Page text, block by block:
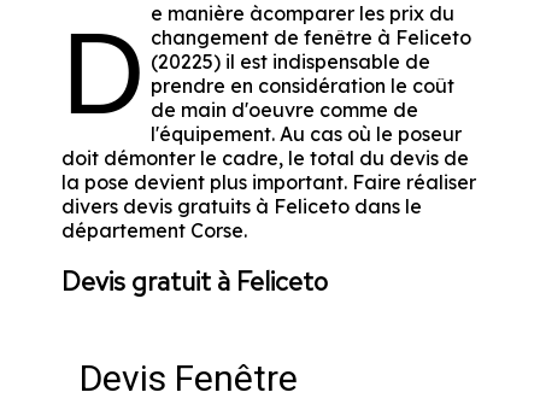
D e manière àcomparer les prix du
changement de fenêtre à Feliceto
(20225) il est indispensable de
prendre en considération le coût
de main d'oeuvre comme de
l'équipement. Au cas où le poseur
doit démonter le cadre, le total du devis de
la pose devient plus important. Faire réaliser
divers devis gratuits à Feliceto dans le
département Corse.
Devis gratuit à Feliceto
Devis Fenêtre